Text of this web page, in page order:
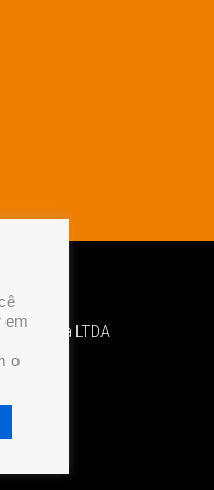
Náutica LTDA
em
o